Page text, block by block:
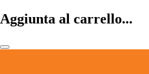
Aggiunta al carrello...